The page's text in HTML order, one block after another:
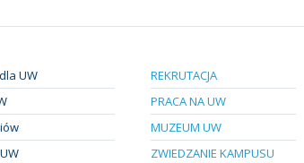
UW
REKRUTACJA
PRACA NA UW
MUZEUM UW
ZWIEDZANIE KAMPUSU